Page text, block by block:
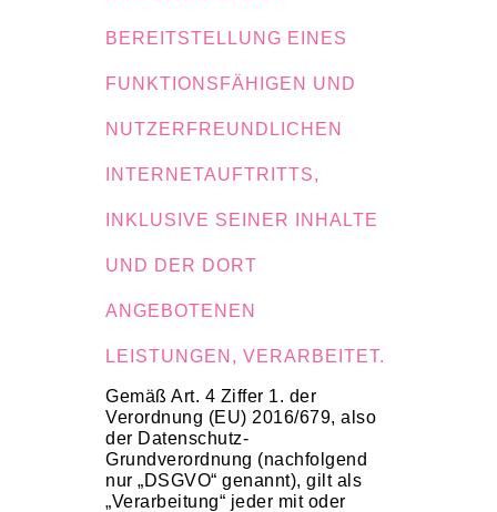
BEREITSTELLUNG EINES
FUNKTIONSFÄHIGEN UND
NUTZERFREUNDLICHEN
INTERNETAUFTRITTS,
INKLUSIVE SEINER INHALTE
UND DER DORT
ANGEBOTENEN
LEISTUNGEN, VERARBEITET.
Gemäß Art. 4 Ziffer 1. der
Verordnung (EU) 2016/679, also
der Datenschutz-
Grundverordnung (nachfolgend
nur „DSGVO“ genannt), gilt als
„Verarbeitung“ jeder mit oder